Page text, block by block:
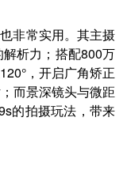
非常实用。其主摄
析力；搭配800万
，开启广角矫正
而景深镜头与微距
的拍摄玩法，带来